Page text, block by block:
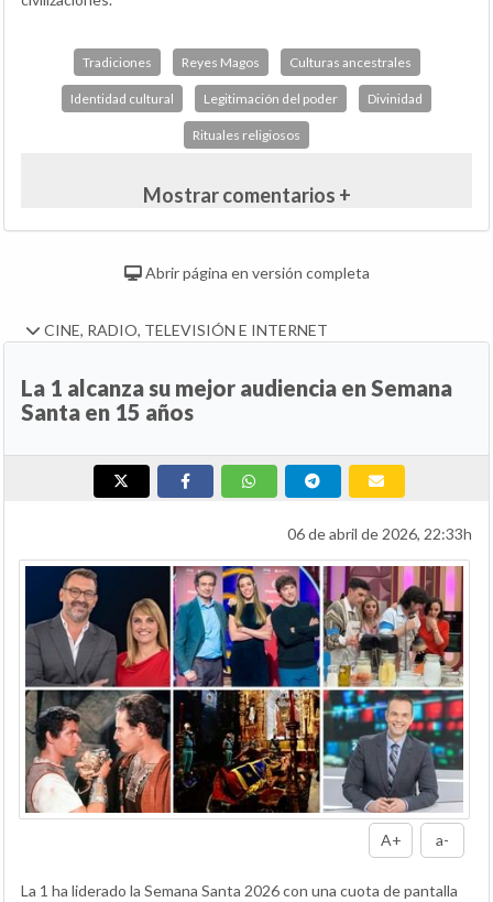
Tradiciones Reyes Magos Culturas ancestrales
Identidad cultural Legitimación del poder Divinidad
Rituales religiosos
Mostrar comentarios +
Abrir página en versión completa
CINE, RADIO, TELEVISIÓN E INTERNET
La 1 alcanza su mejor audiencia en Semana
Santa en 15 años
06 de abril de 2026, 22:33h
A+ a-
La 1 ha liderado la Semana Santa 2026 con una cuota de pantalla